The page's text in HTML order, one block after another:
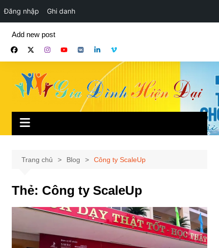
Đăng nhập Ghi danh
phần
Add new post
Trang chủ Blog Công ty ScaleUp
Thẻ: Công ty ScaleUp